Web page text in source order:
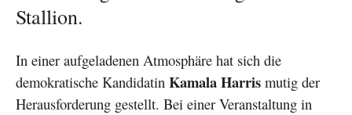
Stallion.
In einer aufgeladenen Atmosphäre hat sich die
demokratische Kandidatin Kamala Harris mutig der
Herausforderung gestellt. Bei einer Veranstaltung in